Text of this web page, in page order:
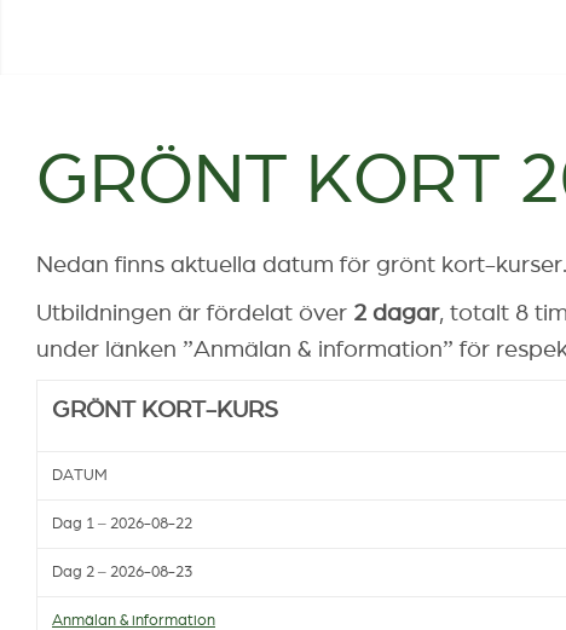
GRÖNT KORT
Nedan finns aktuella datum för grönt kort-
Utbildningen är fördelat över 2 dagar, totalt 8
under länken ”Anmälan & information” för
GRÖNT KORT-KURS
DATUM
Dag 1 – 2026-08-22
Dag 2 – 2026-08-23
Anmälan & information